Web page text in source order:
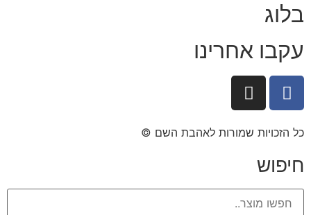
בלוג
עקבו אחרינו
כל הזכויות שמורות לאהבת השם ©​
חיפוש